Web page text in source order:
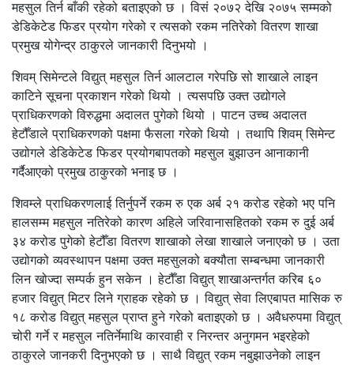
महसुल तिर्न बाँकी रहेको बताइएको छ । विसं २०७२ देखि २०७५ सम्मको
डेडिकेटेड फिडर प्रयोग गरेको र त्यसको रकम नतिरेको वितरण शाखा
प्रमुख योगेन्द्र ठाकुरले जानकारी दिनुभयो ।
शिवम् सिमेन्टले विद्युत् महसुल तिर्न आलटाल गरेपछि सो शाखाले लाइन
काटिने सूचना प्रकाशन गरेको थियो । त्यसपछि उक्त उद्योगले
प्राधिकरणको विरुद्धमा अदालत पुगेको थियो । पाटन उच्च अदालत
हेटौँडाले प्राधिकरणको पक्षमा फैसला गरेको थियो । तथापि शिवम् सिमेन्ट
उद्योगले डेडिकेटेड फिडर प्रयोगबापतको महसुल बुझाउन आनाकानी
गर्दैआएको प्रमुख ठाकुरको भनाइ छ ।
शिवम्ले प्राधिकरणलाई तिर्नुपर्ने रकम रु एक अर्ब २१ करोड रहेको भए पनि
हालसम्म महसुल नतिरेको कारण अहिले जरिवानासहितको रकम रु दुई अर्ब
३४ करोड पुगेको हेटौँडा वितरण शाखाको लेखा शाखाले जनाएको छ । उता
उद्योगको व्यवस्थापन पक्षमा उक्त महसुलको बक्यौता सम्बन्धमा जानकारी
लिन खोज्दा सम्पर्क हुन सकेन । हेटौँडा विद्युत् शाखाअन्तर्गत करिब ६०
हजार विद्युत् मिटर लिने ग्राहक रहेको छ । विद्युत् सेवा लिएबापत मासिक रु
१८ करोड विद्युत् महसुल प्राप्त हुने गरेको बताइएको छ । अवैधरुपमा विद्युत्
चोरी गर्ने र महसुल नतिर्नेमाथि कारवाही र निरन्तर अनुगमन भइरहेको
ठाकुरले जानकरी दिनुभएको छ । साथै विद्युत् रकम नबुझाउनेको लाइन